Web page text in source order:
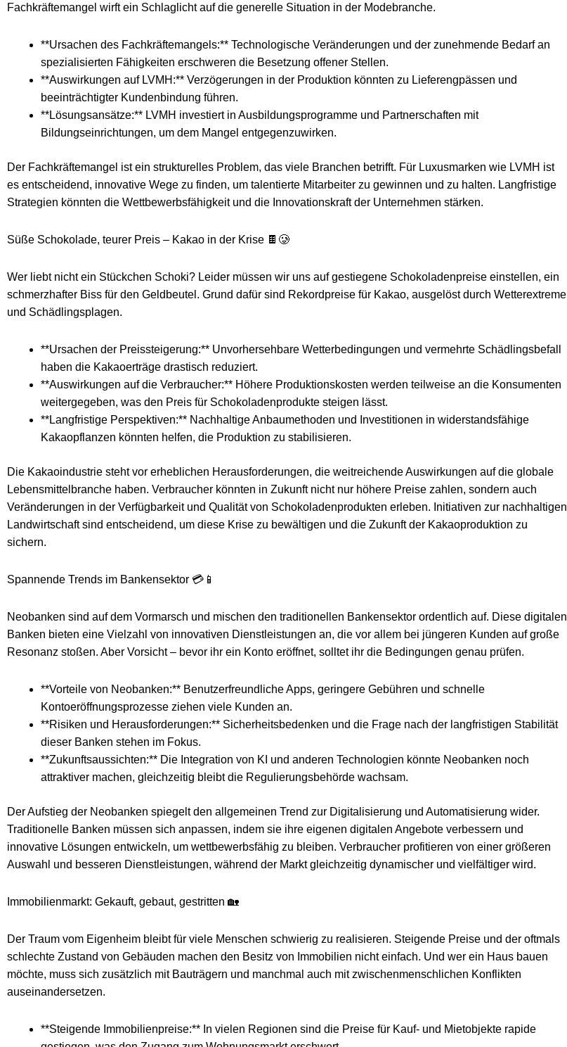
Fachkräftemangel wirft ein Schlaglicht auf die generelle Situation in der Modebranche.
**Ursachen des Fachkräftemangels:** Technologische Veränderungen und der zunehmende Bedarf an
spezialisierten Fähigkeiten erschweren die Besetzung offener Stellen.
**Auswirkungen auf LVMH:** Verzögerungen in der Produktion könnten zu Lieferengpässen und
beeinträchtigter Kundenbindung führen.
**Lösungsansätze:** LVMH investiert in Ausbildungsprogramme und Partnerschaften mit
Bildungseinrichtungen, um dem Mangel entgegenzuwirken.
Der Fachkräftemangel ist ein strukturelles Problem, das viele Branchen betrifft. Für Luxusmarken wie LVMH ist
es entscheidend, innovative Wege zu finden, um talentierte Mitarbeiter zu gewinnen und zu halten. Langfristige
Strategien könnten die Wettbewerbsfähigkeit und die Innovationskraft der Unternehmen stärken.
Süße Schokolade, teurer Preis – Kakao in der Krise 🍫🥲
Wer liebt nicht ein Stückchen Schoki? Leider müssen wir uns auf gestiegene Schokoladenpreise einstellen, ein
schmerzhafter Biss für den Geldbeutel. Grund dafür sind Rekordpreise für Kakao, ausgelöst durch Wetterextreme
und Schädlingsplagen.
**Ursachen der Preissteigerung:** Unvorhersehbare Wetterbedingungen und vermehrte Schädlingsbefall
haben die Kakaoerträge drastisch reduziert.
**Auswirkungen auf die Verbraucher:** Höhere Produktionskosten werden teilweise an die Konsumenten
weitergegeben, was den Preis für Schokoladenprodukte steigen lässt.
**Langfristige Perspektiven:** Nachhaltige Anbaumethoden und Investitionen in widerstandsfähige
Kakaopflanzen könnten helfen, die Produktion zu stabilisieren.
Die Kakaoindustrie steht vor erheblichen Herausforderungen, die weitreichende Auswirkungen auf die globale
Lebensmittelbranche haben. Verbraucher könnten in Zukunft nicht nur höhere Preise zahlen, sondern auch
Veränderungen in der Verfügbarkeit und Qualität von Schokoladenprodukten erleben. Initiativen zur nachhaltigen
Landwirtschaft sind entscheidend, um diese Krise zu bewältigen und die Zukunft der Kakaoproduktion zu
sichern.
Spannende Trends im Bankensektor 💳📱
Neobanken sind auf dem Vormarsch und mischen den traditionellen Bankensektor ordentlich auf. Diese digitalen
Banken bieten eine Vielzahl von innovativen Dienstleistungen an, die vor allem bei jüngeren Kunden auf große
Resonanz stoßen. Aber Vorsicht – bevor ihr ein Konto eröffnet, solltet ihr die Bedingungen genau prüfen.
**Vorteile von Neobanken:** Benutzerfreundliche Apps, geringere Gebühren und schnelle
Kontoeröffnungsprozesse ziehen viele Kunden an.
**Risiken und Herausforderungen:** Sicherheitsbedenken und die Frage nach der langfristigen Stabilität
dieser Banken stehen im Fokus.
**Zukunftsaussichten:** Die Integration von KI und anderen Technologien könnte Neobanken noch
attraktiver machen, gleichzeitig bleibt die Regulierungsbehörde wachsam.
Der Aufstieg der Neobanken spiegelt den allgemeinen Trend zur Digitalisierung und Automatisierung wider.
Traditionelle Banken müssen sich anpassen, indem sie ihre eigenen digitalen Angebote verbessern und
innovative Lösungen entwickeln, um wettbewerbsfähig zu bleiben. Verbraucher profitieren von einer größeren
Auswahl und besseren Dienstleistungen, während der Markt gleichzeitig dynamischer und vielfältiger wird.
Immobilienmarkt: Gekauft, gebaut, gestritten 🏡
Der Traum vom Eigenheim bleibt für viele Menschen schwierig zu realisieren. Steigende Preise und der oftmals
schlechte Zustand von Gebäuden machen den Besitz von Immobilien nicht einfach. Und wer ein Haus bauen
möchte, muss sich zusätzlich mit Bauträgern und manchmal auch mit zwischenmenschlichen Konflikten
auseinandersetzen.
**Steigende Immobilienpreise:** In vielen Regionen sind die Preise für Kauf- und Mietobjekte rapide